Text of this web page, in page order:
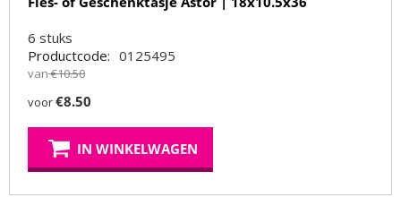
6 stuks
Productcode: 0125495
van €10.50
voor€8.50
IN WINKELWAGEN